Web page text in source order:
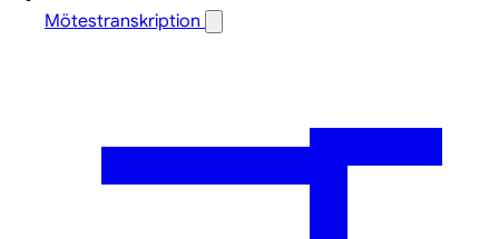
Mötestranskription